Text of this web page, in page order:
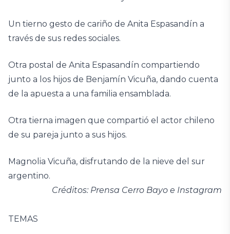
Un tierno gesto de cariño de Anita Espasandín a
través de sus redes sociales.
Otra postal de Anita Espasandín compartiendo
junto a los hijos de Benjamín Vicuña, dando cuenta
de la apuesta a una familia ensamblada.
Otra tierna imagen que compartió el actor chileno
de su pareja junto a sus hijos.
Magnolia Vicuña, disfrutando de la nieve del sur
argentino.
Créditos: Prensa Cerro Bayo e Instagram
TEMAS